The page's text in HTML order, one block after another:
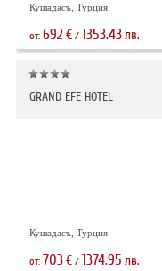
Кушадасъ, Турция
от: 692€/ 1353.43лв.
GRAND EFE HOTEL
Кушадасъ, Турция
от: 703€/ 1374.95 лв.